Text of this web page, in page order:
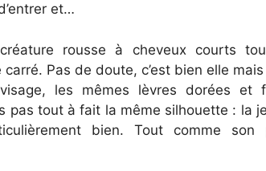
et…
rousse à cheveux courts
Pas de doute, c’est bien elle
les mêmes lèvres dorées et
pas tout à fait la même silhouette : la
bien. Tout comme son